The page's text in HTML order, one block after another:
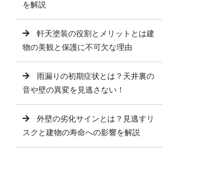
を解説
軒天塗装の役割とメリットとは建
物の美観と保護に不可欠な理由
雨漏りの初期症状とは？天井裏の
音や壁の異変を見逃さない！
外壁の劣化サインとは？見逃すリ
スクと建物の寿命への影響を解説